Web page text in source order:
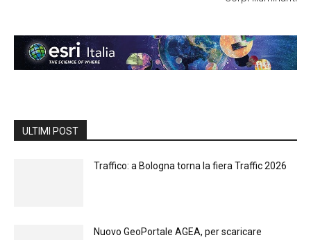
ULTIMI POST
Traffico: a Bologna torna la fiera Traffic 2026
Nuovo GeoPortale AGEA, per scaricare